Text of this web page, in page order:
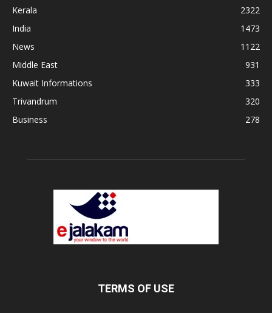
Kerala
2322
India
1473
News
1122
Middle East
931
Kuwait Informations
333
Trivandrum
320
Business
278
TERMS OF USE